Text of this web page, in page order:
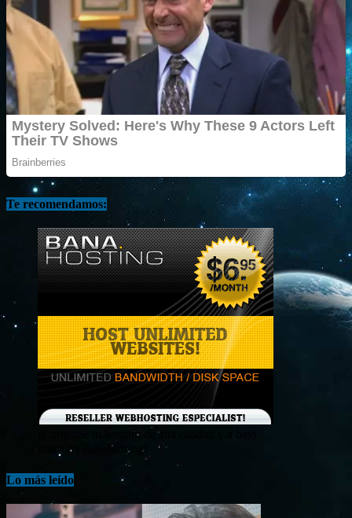
Te recomendamos:
¡Consigue tu hosting de alta calidad y a bajo
costo en Banahosting!
Lo más leído